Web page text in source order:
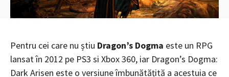
Pentru cei care nu știu Dragon’s Dogma este un RPG
lansat în 2012 pe PS3 si Xbox 360, iar Dragon’s Dogma:
Dark Arisen este o versiune îmbunătățită a acestuia ce